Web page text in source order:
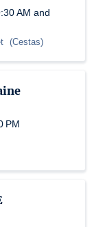
AM and
(Cestas)
PM